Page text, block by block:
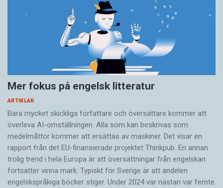
Mer fokus på engelsk litteratur
ARTIKLAR
Bara mycket skickliga författare och översättare ­kommer att
överleva AI-omställningen. Alla som kan beskrivas som
medelmåttor kommer att ersättas av maskiner. Det visar en
rapport från det EU-finansierade projektet Thinkpub. En annan
trolig trend i hela Europa är att översättningar från engelskan
fortsätter vinna mark. Typiskt för Sverige är att andelen
engelskspråkiga böcker stiger. Under 2024 var nästan var femte